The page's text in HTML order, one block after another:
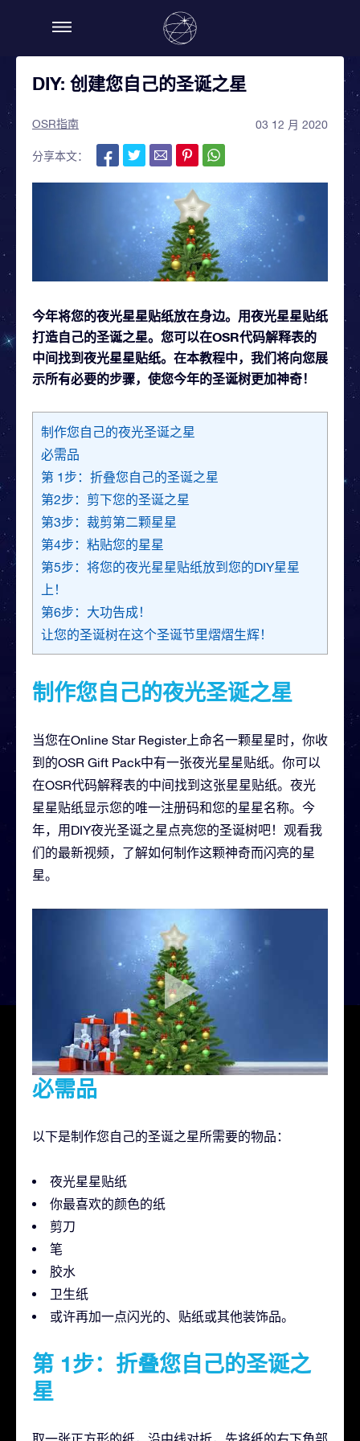
DIY: 创建您自己的圣诞之星
OSR指南 03 12 月 2020
分享本文：
今年将您的夜光星星贴纸放在身边。用夜光星星贴纸
打造自己的圣诞之星。您可以在OSR代码解释表的
中间找到夜光星星贴纸。在本教程中，我们将向您展
示所有必要的步骤，使您今年的圣诞树更加神奇！
制作您自己的夜光圣诞之星
必需品
第 1步：折叠您自己的圣诞之星
第2步：剪下您的圣诞之星
第3步：裁剪第二颗星星
第4步：粘贴您的星星
第5步：将您的夜光星星贴纸放到您的DIY星星
上！
第6步：大功告成！
让您的圣诞树在这个圣诞节里熠熠生辉！
制作您自己的夜光圣诞之星
当您在Online Star Register上命名一颗星星时，你收
到的OSR Gift Pack中有一张夜光星星贴纸。你可以
在OSR代码解释表的中间找到这张星星贴纸。夜光
星星贴纸显示您的唯一注册码和您的星星名称。今
年，用DIY夜光圣诞之星点亮您的圣诞树吧！观看我
们的最新视频，了解如何制作这颗神奇而闪亮的星
星。
必需品
以下是制作您自己的圣诞之星所需要的物品：
夜光星星贴纸
你最喜欢的颜色的纸
剪刀
笔
胶水
卫生纸
或许再加一点闪光的、贴纸或其他装饰品。
第 1步：折叠您自己的圣诞之
星